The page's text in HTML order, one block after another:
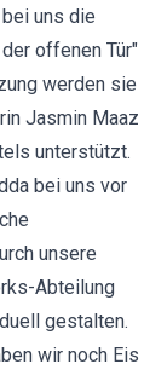
uns die
offenen Tür"
werden sie
Jasmin Maaz
unterstützt.
bei uns vor
unsere
-Abteilung
gestalten.
wir noch Eis